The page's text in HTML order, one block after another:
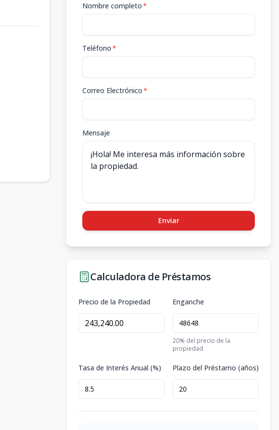
Nombre completo*
Teléfono*
Correo Electrónico*
Mensaje
Enviar
Calculadora de Préstamos
Precio de la Propiedad Enganche
20% del precio de la
propiedad
Tasa de Interés Anual (%) Plazo del Préstamo (años)